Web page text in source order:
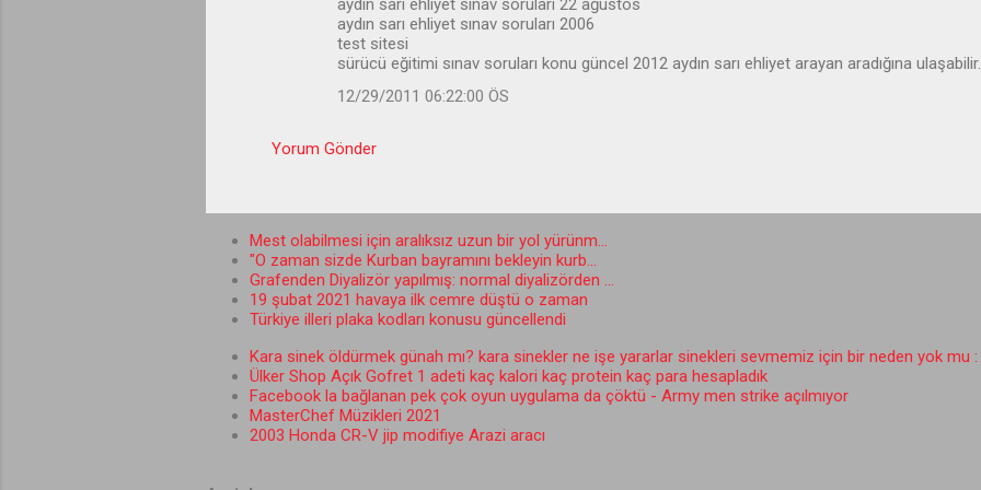
aydın sarı ehliyet sınav soruları 22 ağustos
aydın sarı ehliyet sınav soruları 2006
test sitesi
sürücü eğitimi sınav soruları konu güncel 2012 aydın sarı ehliyet arayan aradığına ulaşabilir.
12/29/2011 06:22:00 ÖS
Yorum Gönder
Mest olabilmesi için aralıksız uzun bir yol yürünm...
"O zaman sizde Kurban bayramını bekleyin kurb...
Grafenden Diyalizör yapılmış: normal diyalizörden ...
19 şubat 2021 havaya ilk cemre düştü o zaman
Türkiye illeri plaka kodları konusu güncellendi
Kara sinek öldürmek günah mı? kara sinekler ne işe yararlar sinekleri sevmemiz için bir neden yok mu :
Ülker Shop Açık Gofret 1 adeti kaç kalori kaç protein kaç para hesapladık
Facebook la bağlanan pek çok oyun uygulama da çöktü - Army men strike açılmıyor
MasterChef Müzikleri 2021
2003 Honda CR-V jip modifiye Arazi aracı